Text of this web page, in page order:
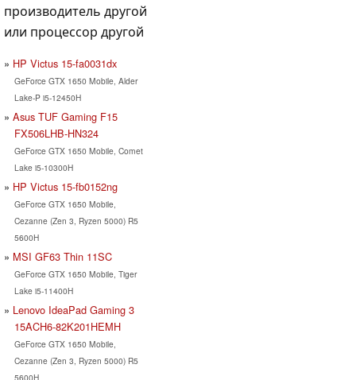
производитель другой
или процессор другой
HP Victus 15-fa0031dx
GeForce GTX 1650 Mobile, Alder
Lake-P i5-12450H
Asus TUF Gaming F15
FX506LHB-HN324
GeForce GTX 1650 Mobile, Comet
Lake i5-10300H
HP Victus 15-fb0152ng
GeForce GTX 1650 Mobile,
Cezanne (Zen 3, Ryzen 5000) R5
5600H
MSI GF63 Thin 11SC
GeForce GTX 1650 Mobile, Tiger
Lake i5-11400H
Lenovo IdeaPad Gaming 3
15ACH6-82K201HEMH
GeForce GTX 1650 Mobile,
Cezanne (Zen 3, Ryzen 5000) R5
5600H